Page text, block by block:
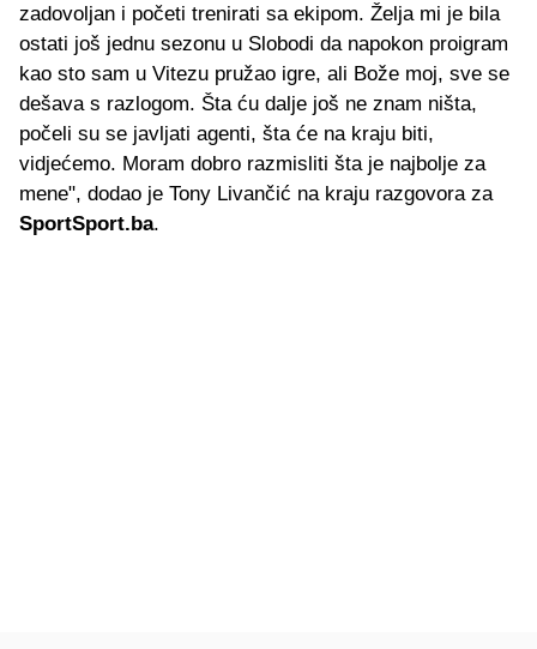
zadovoljan i početi trenirati sa ekipom. Želja mi je bila
ostati još jednu sezonu u Slobodi da napokon proigram
kao sto sam u Vitezu pružao igre, ali Bože moj, sve se
dešava s razlogom. Šta ću dalje još ne znam ništa,
počeli su se javljati agenti, šta će na kraju biti,
vidjećemo. Moram dobro razmisliti šta je najbolje za
mene", dodao je Tony Livančić na kraju razgovora za
SportSport.ba.